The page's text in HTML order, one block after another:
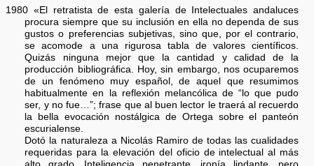
1980 «El retratista de esta galería de Intelectuales andaluces
procura siempre que su inclusión en ella no dependa de sus
gustos o preferencias subjetivas, sino que, por el contrario,
se acomode a una rigurosa tabla de valores científicos.
Quizás ninguna mejor que la cantidad y calidad de la
producción bibliográfica. Hoy, sin embargo, nos ocuparemos
de un fenómeno muy español, de aquel que resumimos
habitualmente en la reflexión melancólica de “lo que pudo
ser, y no fue…”; frase que al buen lector le traerá al recuerdo
la bella evocación nostálgica de Ortega sobre el panteón
escurialense.
Dotó la naturaleza a Nicolás Ramiro de todas las cualidades
requeridas para la elevación del oficio de intelectual al más